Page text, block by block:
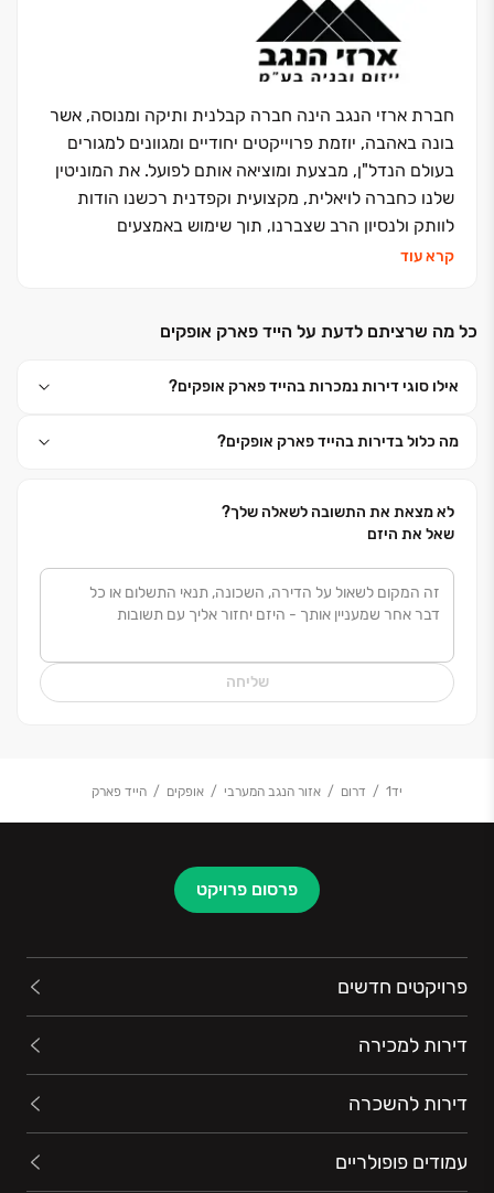
חברת ארזי הנגב הינה חברה קבלנית ותיקה ומנוסה, אשר
בונה באהבה, יוזמת פרוייקטים יחודיים ומגוונים למגורים
בעולם הנדל"ן, מבצעת ומוציאה אותם לפועל. את המוניטין
שלנו כחברה לויאלית, מקצועית וקפדנית רכשנו הודות
לוותק ולנסיון הרב שצברנו, תוך שימוש באמצעים
טכנולוגיים מובילים וחדשניים בתחומם. הפרויקטים של ארזי
עבורכם את איכות החיים. האיכות של ארזי הנגב נמדדת
פועלים בשקיפות מלאה מול לקוחותנו, תוך מתן שירות אדיב
לרגע שבו תפסעו אל הבית לראשונה.
איתכם תמיד, ארזי הנגב.
קרא עוד
כל מה שרציתם לדעת על הייד פארק אופקים
אילו סוגי דירות נמכרות בהייד פארק אופקים?
מה כלול בדירות בהייד פארק אופקים?
לא מצאת את התשובה לשאלה שלך?
שאל את היזם
שליחה
יד1 דרום אזור הנגב המערבי אופקים הייד פארק
פרסום פרויקט
פרויקטים חדשים
דירות למכירה
דירות להשכרה
עמודים פופולריים